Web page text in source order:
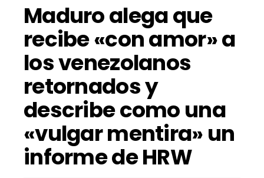
Maduro alega que
recibe «con amor» a
los venezolanos
retornados y
describe como una
«vulgar mentira» un
informe de HRW